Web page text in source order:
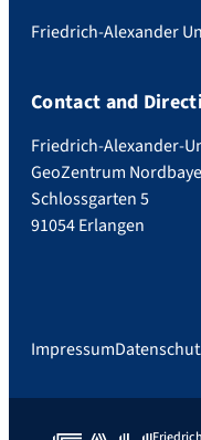
Friedrich-Alexander
Contact and
Friedrich-Alexander-
GeoZentrum
Schlossgarten 5
91054 Erlangen
Impressum